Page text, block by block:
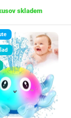
skladem